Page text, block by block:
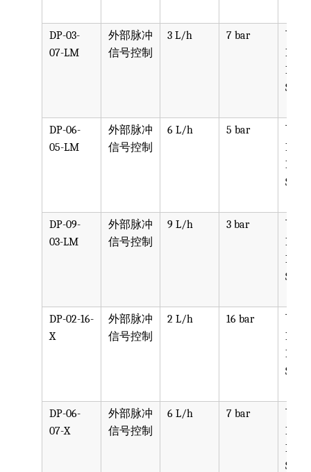
DP-03-
07-LM
外部脉冲
信号控制
3 L/h 7 bar
可选
PPV,
PVDF,
SST,
DP-06-
05-LM
外部脉冲
信号控制
6 L/h 5 bar
可选
PPV,
PVDF,
SST,
DP-09-
03-LM
外部脉冲
信号控制
9 L/h 3 bar
可选
PPV,
PVDF,
SST,
DP-02-16-
X
外部脉冲
信号控制
2 L/h 16 bar
可选
PPV,
PVDF,
SST,
DP-06-
07-X
外部脉冲
信号控制
6 L/h 7 bar
可选
PPV,
PVDF,
SST,